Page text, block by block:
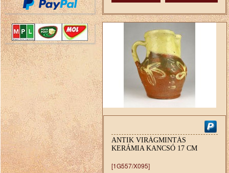
ANTIK VIRÁGMINTÁS
KERÁMIA KANCSÓ 17 CM
[1G557/X095]